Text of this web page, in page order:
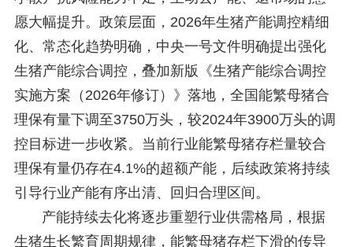
愿大幅提升。政策层面，2026年生猪产能调控精细
化、常态化趋势明确，中央一号文件明确提出强化
生猪产能综合调控，叠加新版《生猪产能综合调控
实施方案（2026年修订）》落地，全国能繁母猪合
理保有量下调至3750万头，较2024年3900万头的调
控目标进一步收紧。当前行业能繁母猪存栏量较合
理保有量仍存在4.1%的超额产能，后续政策将持续
引导行业产能有序出清、回归合理区间。
产能持续去化将逐步重塑行业供需格局，根据
生猪生长繁育周期规律，能繁母猪存栏下滑的传导